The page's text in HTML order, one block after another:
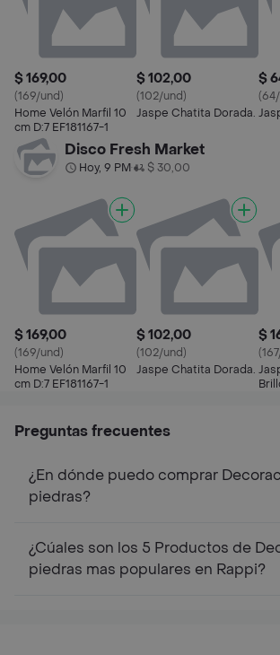
$ 169,00
(169/und)
Home Velón Marfil 10
cm D:7 EF181167-1
$ 102,00
(102/und)
Jaspe Chatita Dorada.
$
Disco Fresh Market
Hoy, 9 PM• $ 30,00
$ 169,00
(169/und)
Home Velón Marfil 10
cm D:7 EF181167-1
$ 102,00
(102/und)
Jaspe Chatita Dorada.
$
Preguntas frecuentes
¿En dónde puedo comprar
piedras?
¿Cúales son los 5 Productos de
piedras mas populares en Rappi?